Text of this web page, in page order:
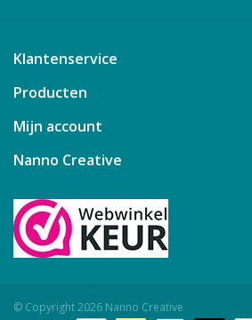
Klantenservice
Producten
Mijn account
Nanno Creative
© Copyright 2026 Nanno Creative